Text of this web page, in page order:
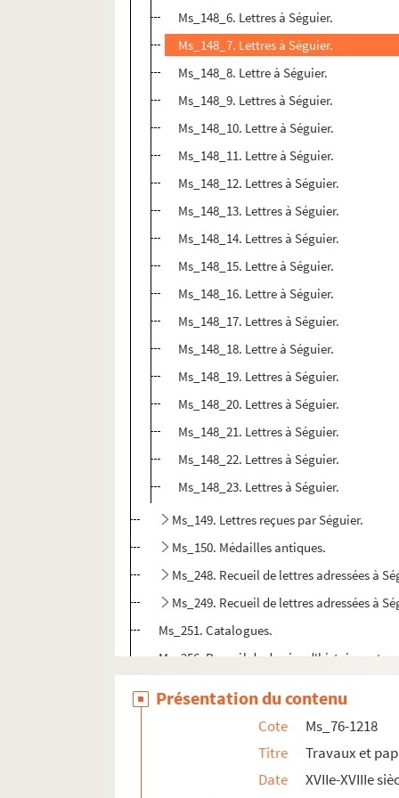
Ms_148_6. Lettres à Séguier.
Ms_148_7. Lettres à Séguier.
Ms_148_8. Lettre à Séguier.
Ms_148_9. Lettres à Séguier.
Ms_148_10. Lettre à Séguier.
Ms_148_11. Lettre à Séguier.
Ms_148_12. Lettres à Séguier.
Ms_148_13. Lettres à Séguier.
Ms_148_14. Lettres à Séguier.
Ms_148_15. Lettre à Séguier.
Ms_148_16. Lettre à Séguier.
Ms_148_17. Lettres à Séguier.
Ms_148_18. Lettre à Séguier.
Ms_148_19. Lettres à Séguier.
Ms_148_20. Lettres à Séguier.
Ms_148_21. Lettres à Séguier.
Ms_148_22. Lettres à Séguier.
Ms_148_23. Lettres à Séguier.
Ms_149. Lettres reçues par Séguier.
Ms_150. Médailles antiques.
Ms_248. Recueil de lettres adressées à
Ms_249. Recueil de lettres adressées à
Ms_251. Catalogues.
Ms_256. Recueil de dessins d'histoire
Présentation du contenu
Cote
Ms_76-1218
Titre
Travaux et
Date
XVIIe-XVIIIe